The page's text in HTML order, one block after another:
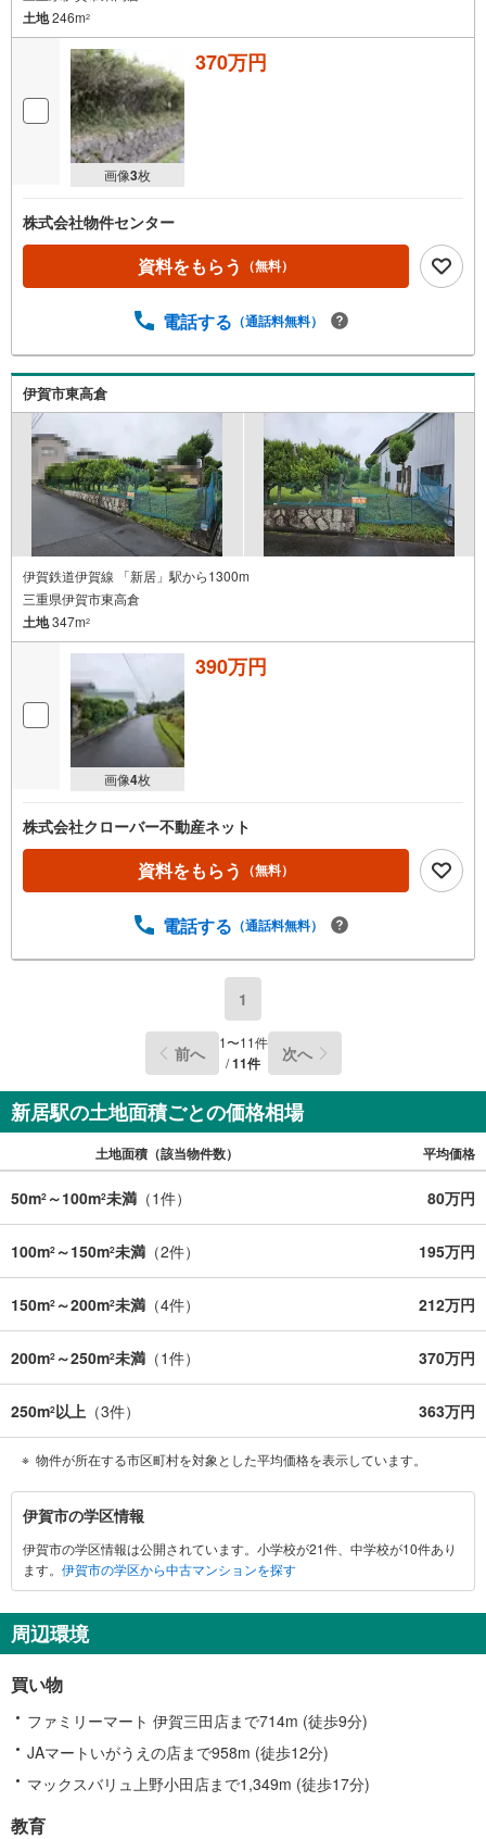
土地246m2
画像3枚
370万円
株式会社物件センター
資料をもらう （無料）
電話する （通話料無料）
伊賀市東高倉
伊賀鉄道伊賀線 「新居」駅から1300m
三重県伊賀市東高倉
土地347m2
画像4枚
390万円
株式会社クローバー不動産ネット
資料をもらう （無料）
電話する （通話料無料）
1
前へ 1〜11件
/11件 次へ
新居駅の土地面積ごとの価格相場
土地面積（該当物件数） 平均価格
50m2 ～100m2未満 （1件） 80万円
100m2 ～150m2未満 （2件） 195万円
150m2 ～200m2未満 （4件） 212万円
200m2 ～250m2未満 （1件） 370万円
250m2以上 （3件） 363万円
物件が所在する市区町村を対象とした平均価格を表示しています。
伊
賀
市
に
す
る
報
伊賀市の学区情報
伊賀市の学区情報は公開されています。小学校が21件、中学校が10件あり
ます。 伊賀市の学区から中古マンションを探す
周辺環境
買い物
ファミリーマート 伊賀三田店まで714m (徒歩9分)
JAマートいがうえの店まで958m (徒歩12分)
マックスバリュ上野小田店まで1,349m (徒歩17分)
教育